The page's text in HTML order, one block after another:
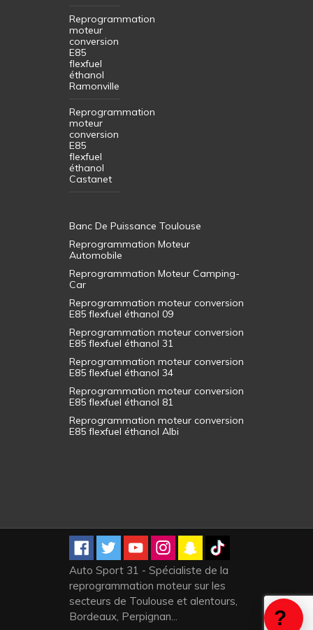
Reprogrammation
moteur
conversion
E85
flexfuel
éthanol
Ramonville
Reprogrammation
moteur
conversion
E85
flexfuel
éthanol
Castanet
Banc De Puissance Toulouse
Reprogrammation Moteur
Automobile
Reprogrammation Moteur Camping-
Car
Reprogrammation moteur conversion
E85 flexfuel éthanol 09
Reprogrammation moteur conversion
E85 flexfuel éthanol 31
Reprogrammation moteur conversion
E85 flexfuel éthanol 34
Reprogrammation moteur conversion
E85 flexfuel éthanol 81
Reprogrammation moteur conversion
E85 flexfuel éthanol Albi
Auto Sport 31 - Spécialiste de la
reprogrammation moteur sur les
secteurs de Toulouse et alentours,
Bordeaux, Perpignan...